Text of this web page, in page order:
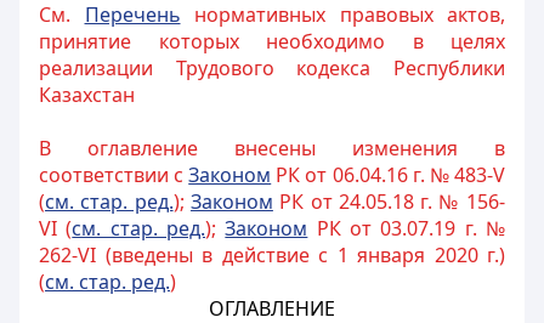
См. Перечень нормативных правовых актов,
принятие которых необходимо в целях
реализации Трудового кодекса Республики
Казахстан
В оглавление внесены изменения в
соответствии сЗаконом РК от 06.04.16 г. № 483-V
(см. стар. ред.); Законом РК от 24.05.18 г. № 156-
VI (см. стар. ред.);Законом РК от 03.07.19 г. №
262-VI (введены в действие с 1 января 2020 г.)
(см. стар. ред.)
ОГЛАВЛЕНИЕ